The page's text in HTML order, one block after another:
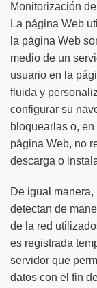
Monitorización
La página Web
la página Web
medio de un
usuario en la
fluida y
configurar su
bloquearlas o,
página Web, no
descarga o
De igual
detectan de
de la red
es registrada
servidor que
datos con el fin